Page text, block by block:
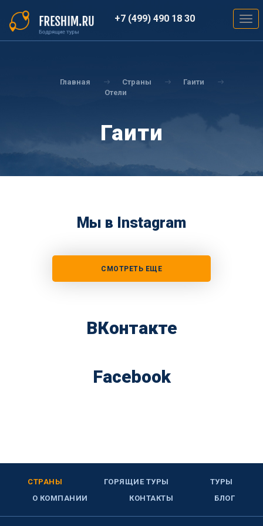
основному
содержанию
+7 (499) 490 18 30
Главная Страны
Гаити
Отели
Гаити
Мы в Instagram
СМОТРЕТЬ ЕЩЕ
ВКонтакте
Facebook
СТРАНЫ ГОРЯЩИЕ ТУРЫ
ТУРЫ
О КОМПАНИИ
КОНТАКТЫ БЛОГ